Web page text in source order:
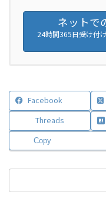
ネットで
24時間365日受け付
Facebook
Threads
Copy
検